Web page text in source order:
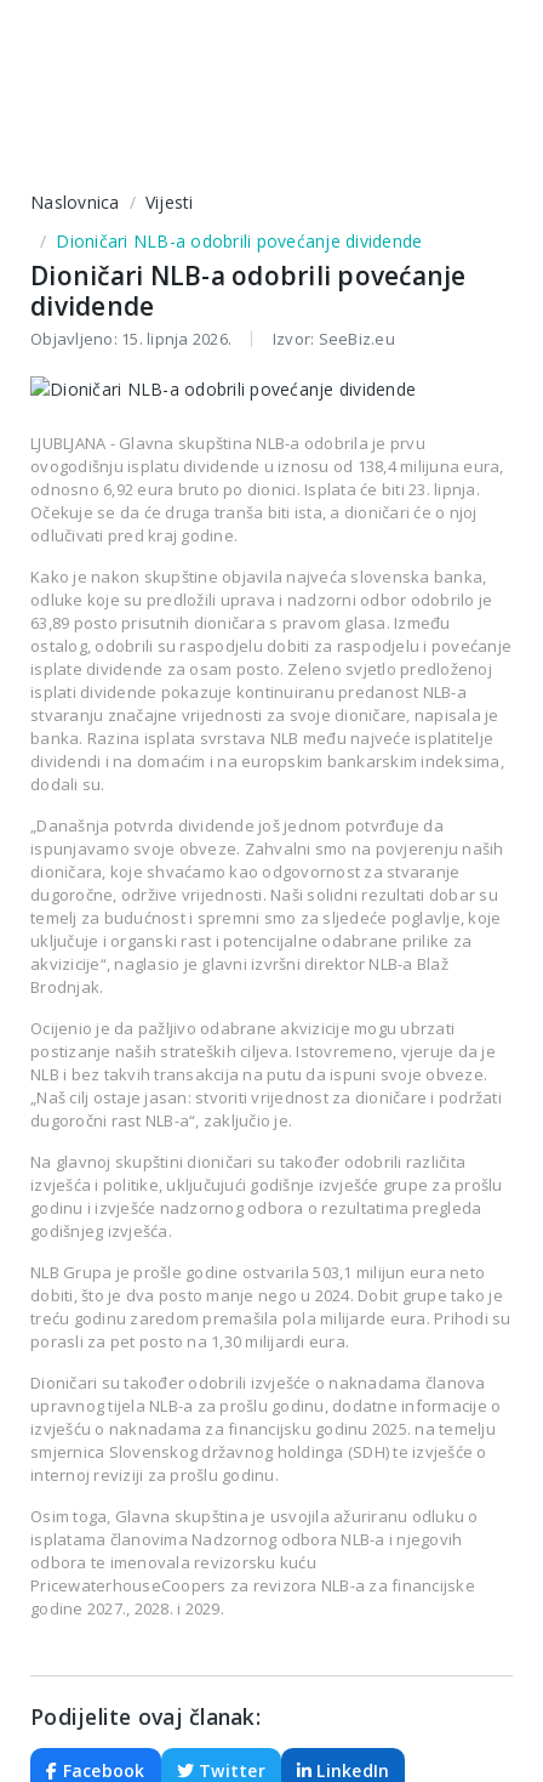
Naslovnica
Vijesti
Dioničari NLB-a odobrili povećanje dividende
Dioničari NLB-a odobrili povećanje
dividende
Objavljeno: 15. lipnja 2026. | Izvor: SeeBiz.eu
LJUBLJANA - Glavna skupština NLB-a odobrila je prvu
ovogodišnju isplatu dividende u iznosu od 138,4 milijuna eura,
odnosno 6,92 eura bruto po dionici. Isplata će biti 23. lipnja.
Očekuje se da će druga tranša biti ista, a dioničari će o njoj
odlučivati pred kraj godine.
Kako je nakon skupštine objavila najveća slovenska banka,
odluke koje su predložili uprava i nadzorni odbor odobrilo je
63,89 posto prisutnih dioničara s pravom glasa. Između
ostalog, odobrili su raspodjelu dobiti za raspodjelu i povećanje
isplate dividende za osam posto. Zeleno svjetlo predloženoj
isplati dividende pokazuje kontinuiranu predanost NLB-a
stvaranju značajne vrijednosti za svoje dioničare, napisala je
banka. Razina isplata svrstava NLB među najveće isplatitelje
dividendi i na domaćim i na europskim bankarskim indeksima,
dodali su.
„Današnja potvrda dividende još jednom potvrđuje da
ispunjavamo svoje obveze. Zahvalni smo na povjerenju naših
dioničara, koje shvaćamo kao odgovornost za stvaranje
dugoročne, održive vrijednosti. Naši solidni rezultati dobar su
temelj za budućnost i spremni smo za sljedeće poglavlje, koje
uključuje i organski rast i potencijalne odabrane prilike za
akvizicije“, naglasio je glavni izvršni direktor NLB-a Blaž
Brodnjak.
Ocijenio je da pažljivo odabrane akvizicije mogu ubrzati
postizanje naših strateških ciljeva. Istovremeno, vjeruje da je
NLB i bez takvih transakcija na putu da ispuni svoje obveze.
„Naš cilj ostaje jasan: stvoriti vrijednost za dioničare i podržati
dugoročni rast NLB-a“, zaključio je.
Na glavnoj skupštini dioničari su također odobrili različita
izvješća i politike, uključujući godišnje izvješće grupe za prošlu
godinu i izvješće nadzornog odbora o rezultatima pregleda
godišnjeg izvješća.
NLB Grupa je prošle godine ostvarila 503,1 milijun eura neto
dobiti, što je dva posto manje nego u 2024. Dobit grupe tako je
treću godinu zaredom premašila pola milijarde eura. Prihodi su
porasli za pet posto na 1,30 milijardi eura.
Dioničari su također odobrili izvješće o naknadama članova
upravnog tijela NLB-a za prošlu godinu, dodatne informacije o
izvješću o naknadama za financijsku godinu 2025. na temelju
smjernica Slovenskog državnog holdinga (SDH) te izvješće o
internoj reviziji za prošlu godinu.
Osim toga, Glavna skupština je usvojila ažuriranu odluku o
isplatama članovima Nadzornog odbora NLB-a i njegovih
odbora te imenovala revizorsku kuću
PricewaterhouseCoopers za revizora NLB-a za financijske
godine 2027., 2028. i 2029.
Podijelite ovaj članak:
Facebook Twitter LinkedIn